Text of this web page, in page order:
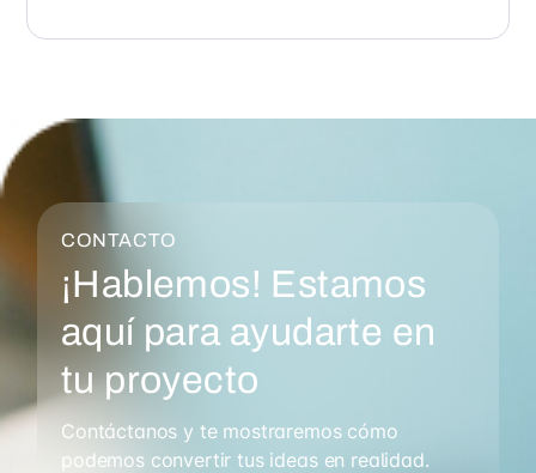
CONTACTO
¡Hablemos! Estamos
aquí para ayudarte en
tu proyecto
Contáctanos y te mostraremos cómo
podemos convertir tus ideas en realidad.